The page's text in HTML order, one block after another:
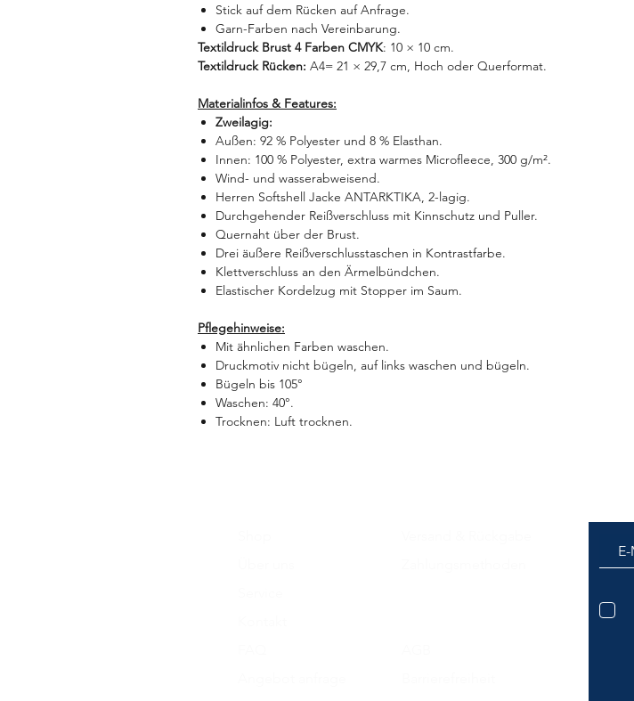
Stick auf dem Rücken auf Anfrage.
Garn-Farben nach Vereinbarung.
Textildruck Brust 4 Farben CMYK: 10 × 10 cm.
Textildruck Rücken: A4= 21 × 29,7 cm, Hoch oder Querformat.
Materialinfos & Features:
Zweilagig:
Außen: 92 % Polyester und 8 % Elasthan.
Innen: 100 % Polyester, extra warmes Microfleece, 300 g/m².
Wind- und wasserabweisend.
Herren Softshell Jacke ANTARKTIKA, 2-lagig.
Durchgehender Reißverschluss mit Kinnschutz und Puller.
Quernaht über der Brust.
Drei äußere Reißverschlusstaschen in Kontrastfarbe.
Klettverschluss an den Ärmelbündchen.
Elastischer Kordelzug mit Stopper im Saum.
Pflegehinweise:
Mit ähnlichen Farben waschen.
Druckmotiv nicht bügeln, auf links waschen und bügeln.
Bügeln bis 105°
Waschen: 40°.
Trocknen: Luft trocknen.